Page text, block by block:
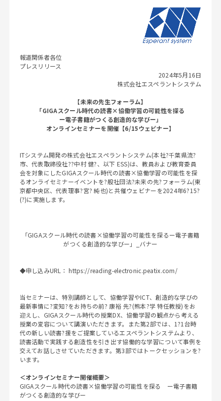
報道関係者各位
プレスリリース
2024年5月16日
株式会社エスペラントシステム
【未来の先生フォーラム】
「GIGAスクール時代の読書×協働学習の可能性を探る
ー電子書籍がつくる創造的な学びー」
オンラインセミナーを開催【6/15ウェビナー】
ITシステム開発の株式会社エスペラントシステム(本社?千葉県流?
市、代表取締役社??中村 健?、以下 ESS)は、教員および教育委員
会を対象にしたGIGAスクール時代の読書×協働学習の可能性を探
るオンライセミナーイベントを?般社団法?未来の先?フォーラム(東
京都中央区、代表理事?宮? 純也)と共催ウェビナーを2024年6?15?
(?)に実施します。
「GIGAスクール時代の読書×協働学習の可能性を探るー電子書籍
がつくる創造的な学びー」_バナー
◆申し込みURL：https://reading-electronic.peatix.com/
当セミナーは、特別講師として、協働学習やICT、創造的な学びの
最新事情に?変知?をお持ちの前? 康裕 先?(熊本?学 特任教授)をお
迎えし、GIGAスクール時代の授業DX、協働学習の観点から考える
授業の変容について講演いただきます。また第2部では、1?1台時
代の新しい読書?援をご提案しているエスペラントシステムより、
読書活動で実践する創造性を引き出す協働的な学習について事例を
交えてお話しさせていただきます。第3部ではトークセッションを?
います。
＜オンラインセミナー開催概要＞
GIGAスクール時代の読書×協働学習の可能性を探る ー電子書籍
がつくる創造的な学びー